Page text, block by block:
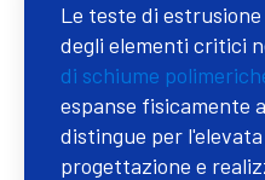
Le teste di
degli elementi critici
di schiume
espanse fisicamente
distingue per
progettazione e